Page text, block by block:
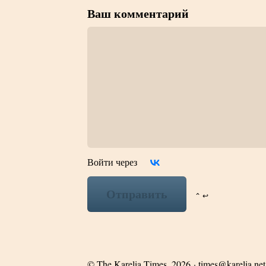
Ваш комментарий
Войти через
Отправить ⌃ ↩